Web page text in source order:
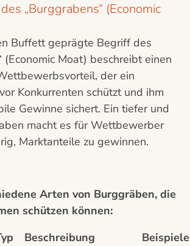
„Burggrabens“ (Economic
Buffett geprägte Begriff des
(Economic Moat) beschreibt einen
der ein
Konkurrenten schützt und ihm
Gewinne sichert. Ein tiefer und
macht es für Wettbewerber
Marktanteile zu gewinnen.
Arten von Burggräben, die
schützen können:
Beschreibung Beispiele